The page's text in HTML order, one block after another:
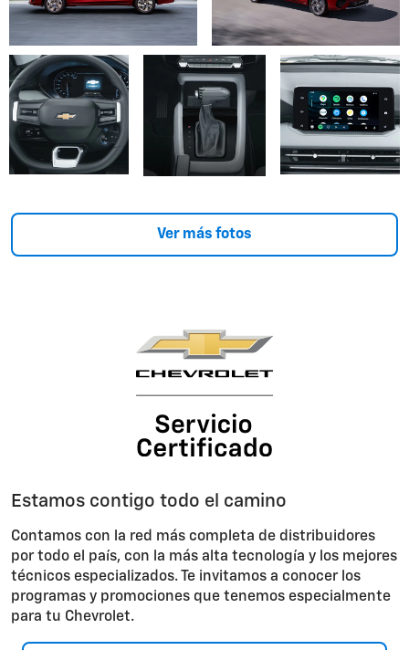
Ver más fotos
Estamos contigo todo el camino
Contamos con la red más completa de distribuidores
por todo el país, con la más alta tecnología y los mejores
técnicos especializados. Te invitamos a conocer los
programas y promociones que tenemos especialmente
para tu Chevrolet.